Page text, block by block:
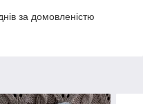
за домовленістю